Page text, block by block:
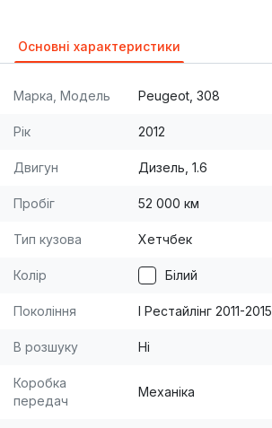
Основні характеристики
Марка, Модель Peugeot, 308
Рік 2012
Двигун Дизель, 1.6
Пробіг 52 000 км
Тип кузова Хетчбек
Колір Білий
Покоління I Рестайлінг 2011-2015
В розшуку Ні
Коробка
передач
Механіка